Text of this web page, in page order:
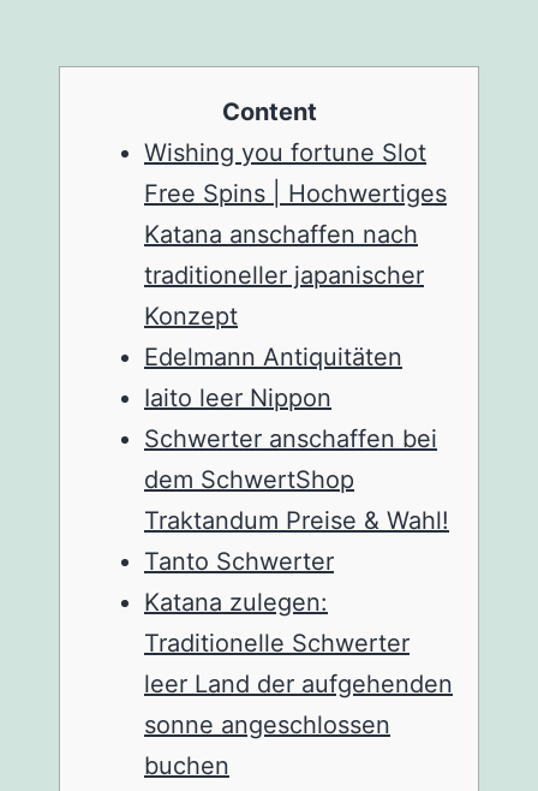
Content
Wishing you fortune Slot
Free Spins | Hochwertiges
Katana anschaffen nach
traditioneller japanischer
Konzept
Edelmann Antiquitäten
Iaito leer Nippon
Schwerter anschaffen bei
dem SchwertShop
Traktandum Preise & Wahl!
Tanto Schwerter
Katana zulegen:
Traditionelle Schwerter
leer Land der aufgehenden
sonne angeschlossen
buchen